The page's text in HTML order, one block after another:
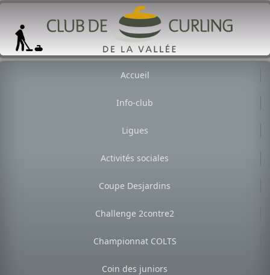
Accueil
Info-club
Ligues
Activités sociales
Coupe Desjardins
Challenge 2contre2
Championnat COLTS
Coin des juniors